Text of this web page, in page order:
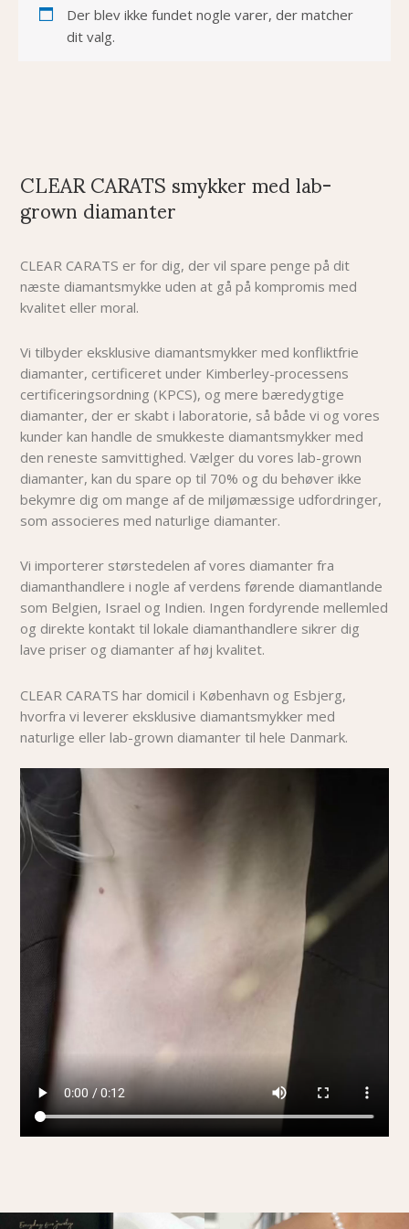
Der blev ikke fundet nogle varer, der matcher
dit valg.
CLEAR CARATS smykker med lab-
grown diamanter
CLEAR CARATS er for dig, der vil spare penge på dit
næste diamantsmykke uden at gå på kompromis med
kvalitet eller moral.
Vi tilbyder eksklusive diamantsmykker med konfliktfrie
diamanter, certificeret under Kimberley-processens
certificeringsordning (KPCS), og mere bæredygtige
diamanter, der er skabt i laboratorie, så både vi og vores
kunder kan handle de smukkeste diamantsmykker med
den reneste samvittighed. Vælger du vores lab-grown
diamanter, kan du spare op til 70% og du behøver ikke
bekymre dig om mange af de miljømæssige udfordringer,
som associeres med naturlige diamanter.
Vi importerer størstedelen af vores diamanter fra
diamanthandlere i nogle af verdens førende diamantlande
som Belgien, Israel og Indien. Ingen fordyrende mellemled
og direkte kontakt til lokale diamanthandlere sikrer dig
lave priser og diamanter af høj kvalitet.
CLEAR CARATS har domicil i København og Esbjerg,
hvorfra vi leverer eksklusive diamantsmykker med
naturlige eller lab-grown diamanter til hele Danmark.